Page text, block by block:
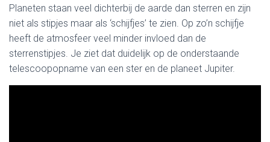
Planeten staan veel dichterbij de aarde dan sterren en zijn
niet als stipjes maar als ‘schijfjes’ te zien. Op zo’n schijfje
heeft de atmosfeer veel minder invloed dan de
sterrenstipjes. Je ziet dat duidelijk op de onderstaande
telescoopopname van een ster en de planeet Jupiter.